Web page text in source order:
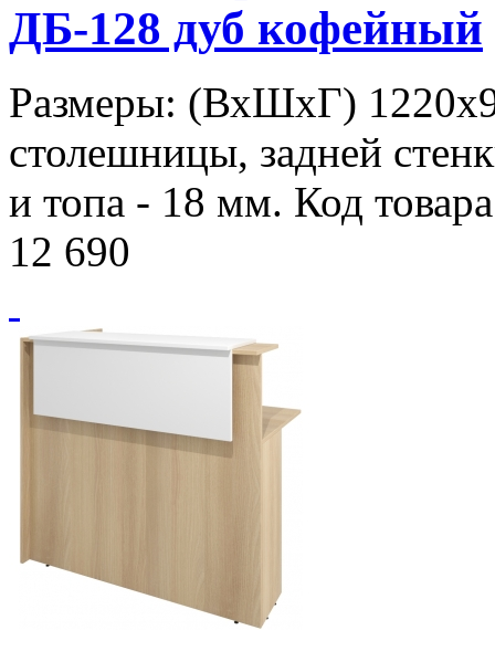
ДБ-128 дуб кофейный
Размеры: (ВхШхГ)
столешницы, задней
и топа - 18 мм. Код
12 690